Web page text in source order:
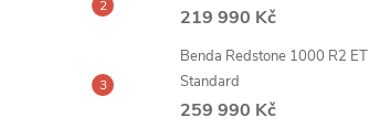
219 990 Kč
Benda Redstone 1000 R2 ET
Standard
259 990 Kč